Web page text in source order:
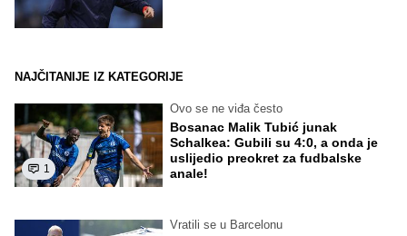
NAJČITANIJE IZ KATEGORIJE
1
Ovo se ne viđa često
Bosanac Malik Tubić junak
Schalkea: Gubili su 4:0, a onda je
uslijedio preokret za fudbalske
anale!
Vratili se u Barcelonu